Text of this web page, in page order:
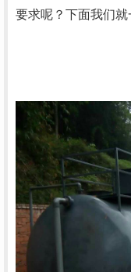
要求呢？下面我们就